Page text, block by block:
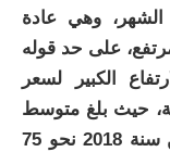
واط في الشهر، وهي عادة
الكبير لسعر
حيث بلغ متوسط
سعر برميل الخام خلال الربع الثاني من سنة 2018 نحو 75